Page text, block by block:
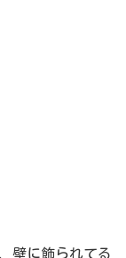
壁に飾られてる